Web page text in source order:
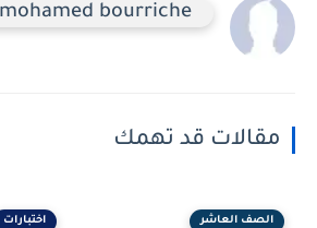
mohamed bourriche
مقالات قد تهمك
الصف العاشر اختبارات